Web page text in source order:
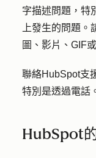
字描述問題，特
上發生的問題
圖、影片、GIF
聯絡HubSpot支
特別是透過電話
HubSpot